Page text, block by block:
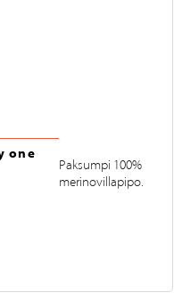
one
Paksumpi 100%
merinovillapipo.